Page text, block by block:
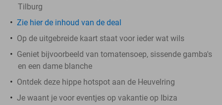
Tilburg
Zie hier de inhoud van de deal
Op de uitgebreide kaart staat voor ieder wat wils
Geniet bijvoorbeeld van tomatensoep, sissende gamba's
en een dame blanche
Ontdek deze hippe hotspot aan de Heuvelring
Je waant je voor eventjes op vakantie op Ibiza